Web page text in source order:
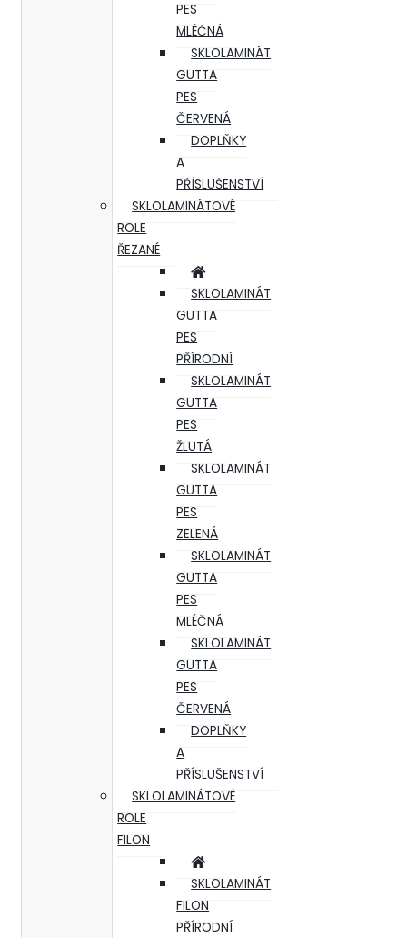
PES
MLÉČNÁ
SKLOLAMINÁT
GUTTA
PES
ČERVENÁ
DOPLŇKY
A
PŘÍSLUŠENSTVÍ
SKLOLAMINÁTOVÉ
ROLE
ŘEZANÉ
SKLOLAMINÁT
GUTTA
PES
PŘÍRODNÍ
SKLOLAMINÁT
GUTTA
PES
ŽLUTÁ
SKLOLAMINÁT
GUTTA
PES
ZELENÁ
SKLOLAMINÁT
GUTTA
PES
MLÉČNÁ
SKLOLAMINÁT
GUTTA
PES
ČERVENÁ
DOPLŇKY
A
PŘÍSLUŠENSTVÍ
SKLOLAMINÁTOVÉ
ROLE
FILON
SKLOLAMINÁT
FILON
PŘÍRODNÍ